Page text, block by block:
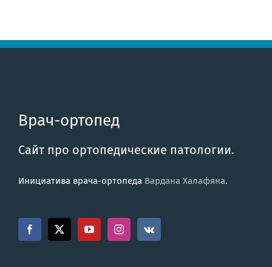
Врач-ортопед
Сайт про ортопедические патологии.
Инициатива врача-ортопеда Вардана Халафяна.